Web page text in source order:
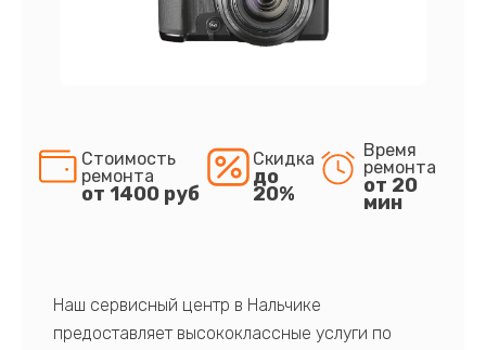
Стоимость
ремонта
от 1400 руб
Скидка
до
20%
Время
ремонта
от 20
мин
Наш сервисный центр в Нальчике
предоставляет высококлассные услуги по